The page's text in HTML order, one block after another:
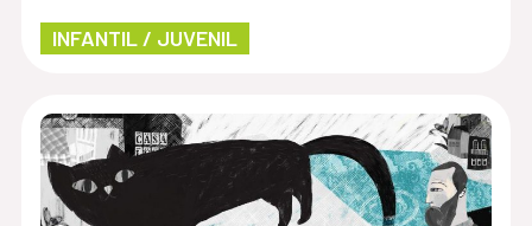
INFANTIL / JUVENIL